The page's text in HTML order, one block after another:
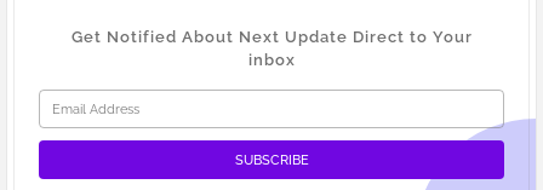
Get Notified About Next Update Direct to Your
inbox